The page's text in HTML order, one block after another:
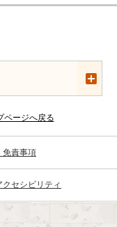
ページへ戻る
免責事項
クセシビリティ